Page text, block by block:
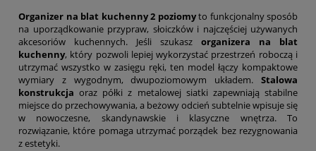
Organizer na blat kuchenny 2 poziomyto funkcjonalny sposób
na uporządkowanie przypraw, słoiczków i najczęściej używanych
akcesoriów kuchennych. Jeśli szukasz organizera na blat
kuchenny, który pozwoli lepiej wykorzystać przestrzeń roboczą i
utrzymać wszystko w zasięgu ręki, ten model łączy kompaktowe
wymiary z wygodnym, dwupoziomowym układem. Stalowa
konstrukcja oraz półki z metalowej siatki zapewniają stabilne
miejsce do przechowywania, a beżowy odcień subtelnie wpisuje się
w nowoczesne, skandynawskie i klasyczne wnętrza. To
rozwiązanie, które pomaga utrzymać porządek bez rezygnowania
z estetyki.